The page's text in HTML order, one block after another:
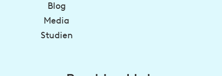
Blog
Media
Studien